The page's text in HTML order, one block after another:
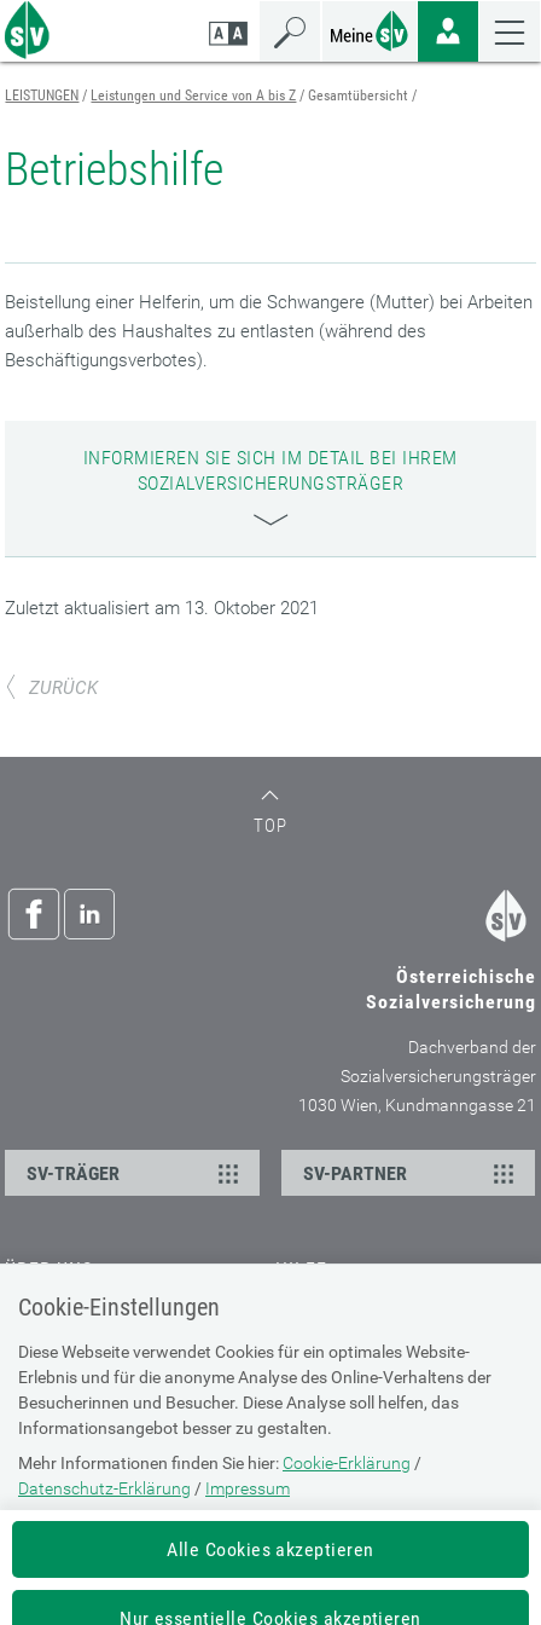
Cookie-Einstellungen
Diese Webseite verwendet Cookies für ein optimales Website-
Erlebnis und für die anonyme Analyse des Online-Verhaltens der
Besucherinnen und Besucher. Diese Analyse soll helfen, das
Informationsangebot besser zu gestalten.
Mehr Informationen finden Sie hier: Cookie-Erklärung /
Datenschutz-Erklärung / Impressum
Die Einstellung können Sie jederzeit auf der Seite "Cookie-Erklärung"
Alle Cookies akzeptieren
Nur essentielle Cookies akzeptieren
Zum
Seiteninhalt
springen
Zur
Navigation
springen
Zur
Mobilen
Navigation
springen
LEISTUNGEN Leistungen und Service von A bis Z Gesamtübersicht
Betriebshilfe
Beistellung einer Helferin, um die Schwangere (Mutter) bei Arbeiten
außerhalb des Haushaltes zu entlasten (während des
Beschäftigungsverbotes).
INFORMIEREN SIE SICH IM DETAIL BEI IHREM
SOZIALVERSICHERUNGSTRÄGER
Zuletzt aktualisiert am 13. Oktober 2021
ZURÜCK
TOP
Österreichische
Sozialversicherung
Dachverband der
Sozialversicherungsträger
1030 Wien, Kundmanngasse 21
SV-TRÄGER SV-PARTNER
ÜBER UNS
Kontakt
Offene Stellen
Presse
HILFE
Browser-Info & Sicherheit
Hilfe zur Suche
Technische Unterstützung
DATENSCHUTZ
Cookie-Erklärung
Datenschutz-Erklärung
Impressum